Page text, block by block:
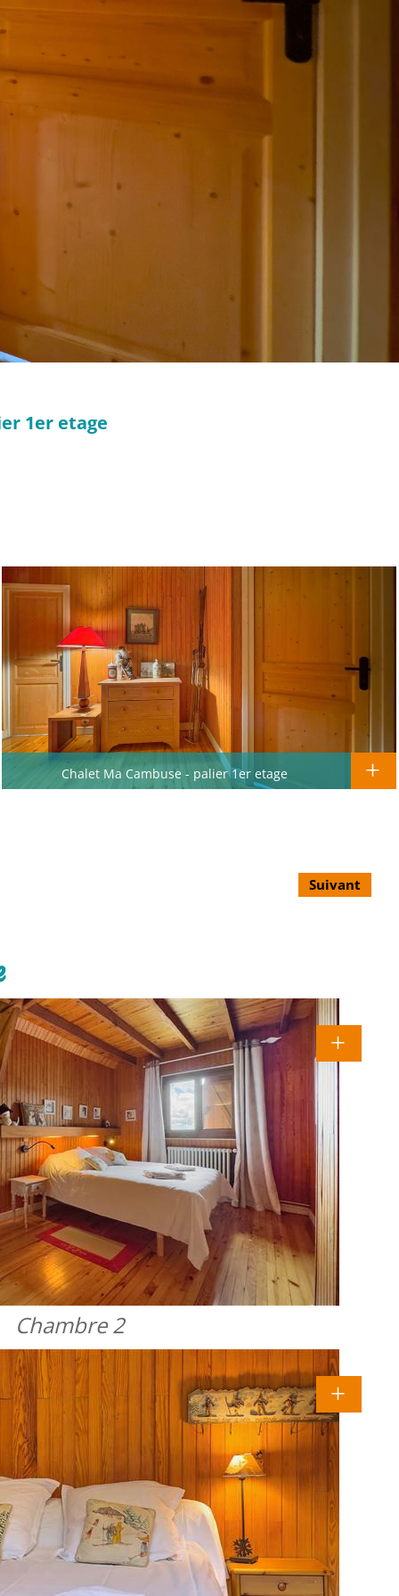
1er etage
Chalet Ma Cambuse - palier 1er etage
Suivant
Chambre 2